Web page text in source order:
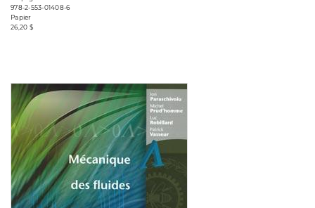
978-2-553-01408-6
Papier
26,20 $